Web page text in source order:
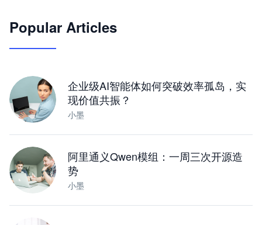
JimoClaw 桌面 AI Agent 工作台
Popular Articles
企业级AI智能体如何突破效率孤岛，实
现价值共振？
小墨
阿里通义Qwen模组：一周三次开源造
势
小墨